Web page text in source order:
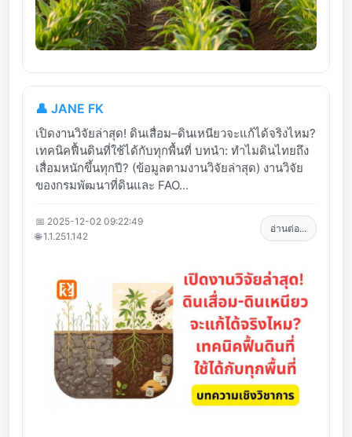
👤 JANE FK
เปิดงานวิจัยล่าสุด! ดินเสื่อม–ดินเหนียวจะแก้ได้จริงไหม?
เทคนิคฟื้นดินที่ใช้ได้กับทุกพื้นที่ บทนำ: ทำไมดินไทยถึง
เสื่อมหนักขึ้นทุกปี? (ข้อมูลตามงานวิจัยล่าสุด) งานวิจัย
ของกรมพัฒนาที่ดินและ FAO...
📅 2025-12-02 09:22:49
🌐 1.1.251.142
อ่านต่อ...